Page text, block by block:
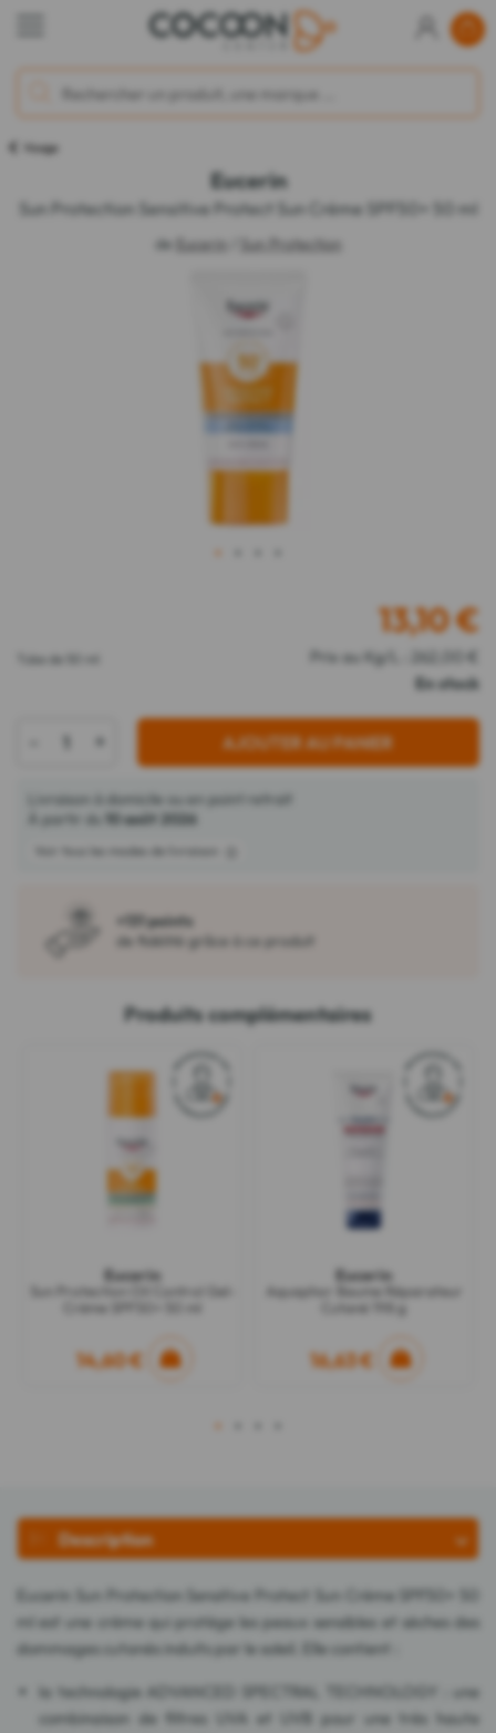
Visage
Eucerin
Sun Protection Sensitive Protect Sun Crème SPF50+ 50 ml
de Eucerin Sun Protection
1
Tube de 50 ml
13,10€
Prix au Kg/L : 262,00 €
En stock
+ AJOUTER AU PANIER
Livraison à domicile ou en point retrait
À partir du
10 août 2026
Voir tous les modes de livraison
+131 points
de fidélité grâce à ce produit
Produits complémentaires
Eucerin
Sun Protection Oil Control Gel-
Crème SPF50+ 50 ml
14,60 €
Eucerin
Aquaphor Baume Réparateur
16,63 €
1
Description
Eucerin Sun Protection Sensitive Protect Sun Crème SPF50+ 50
ml est une crème qui protège les peaux sensibles et sèches des
dommages cutanés induits par le soleil. Elle contient :
la technologie ADVANCED SPECTRAL TECHNOLOGY : une
combinaison de filtres UVA et UVB pour une très haute